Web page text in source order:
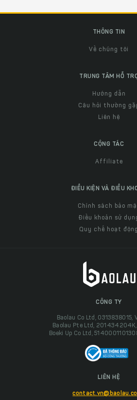
THÔNG TIN
Về chúng tôi
TRUNG TÂM HỖ
Hướng dẫn
Câu hỏi thường
Liên hệ
CỘNG TÁC
Affiliate
ĐIỀU KIỆN VÀ ĐIỀU
Chính sách bảo
Điều khoản sử
Quy chế hoạt động
CÔNG TY
Baolau Co Ltd, 0313838015,
Baolau Pte Ltd, 201434204K,
Boeki Up Co Ltd,
LIÊN HỆ